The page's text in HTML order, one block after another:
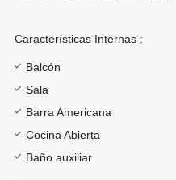
Características Internas :
Balcón
Sala
Barra Americana
Cocina Abierta
Baño auxiliar